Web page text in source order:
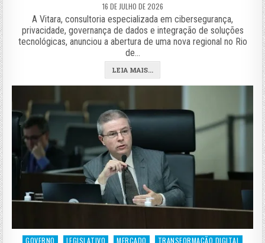
16 DE JULHO DE 2026
A Vitara, consultoria especializada em cibersegurança,
privacidade, governança de dados e integração de soluções
tecnológicas, anunciou a abertura de uma nova regional no Rio
de…
LEIA MAIS...
Posted
GOVERNO LEGISLATIVO MERCADO TRANSFORMAÇÃO DIGITAL